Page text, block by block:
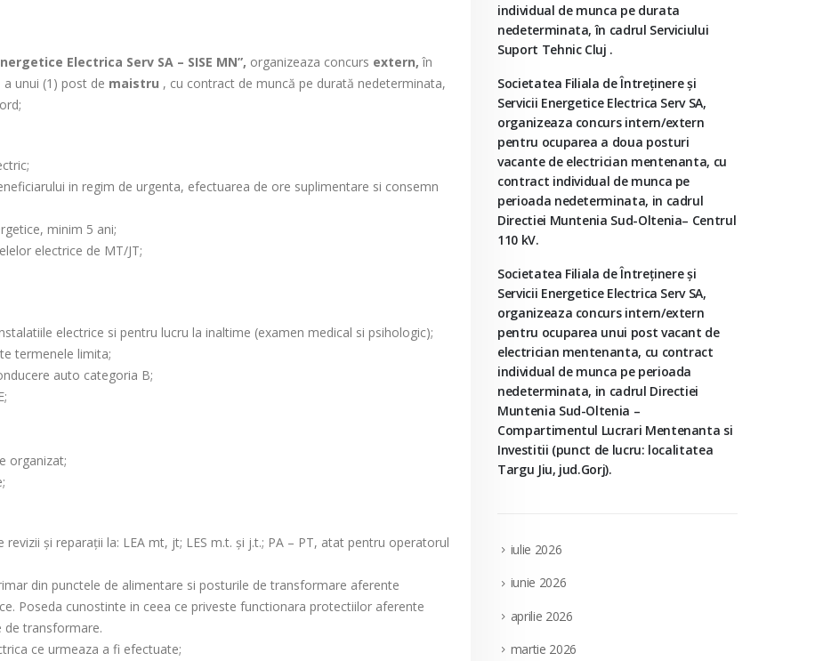
Electrica Serv SA – SISE MN”, organizeaza concurs extern, în
unui (1) post de maistru , cu contract de muncă pe durată nedeterminata,
in regim de urgenta, efectuarea de ore suplimentare si consemn
minim 5 ani;
electrice de MT/JT;
electrice si pentru lucru la inaltime (examen medical si psihologic);
termenele limita;
auto categoria B;
organizat;
şi reparaţii la: LEA mt, jt; LES m.t. şi j.t.; PA – PT, atat pentru operatorul
din punctele de alimentare si posturile de transformare aferente
Poseda cunostinte in ceea ce priveste functionara protectiilor aferente
de transformare.
ce urmeaza a fi efectuate;
individual de munca pe durata
nedeterminata, în cadrul Serviciului
Suport Tehnic Cluj .
Societatea Filiala de Întreţinere şi
Servicii Energetice Electrica Serv SA,
organizeaza concurs intern/extern
pentru ocuparea a doua posturi
vacante de electrician mentenanta, cu
contract individual de munca pe
perioada nedeterminata, in cadrul
Directiei Muntenia Sud-Oltenia– Centrul
110 kV.
Societatea Filiala de Întreţinere şi
Servicii Energetice Electrica Serv SA,
organizeaza concurs intern/extern
pentru ocuparea unui post vacant de
electrician mentenanta, cu contract
individual de munca pe perioada
nedeterminata, in cadrul Directiei
Muntenia Sud-Oltenia –
Compartimentul Lucrari Mentenanta si
Investitii (punct de lucru: localitatea
Targu Jiu, jud.Gorj).
iulie 2026
iunie 2026
aprilie 2026
martie 2026